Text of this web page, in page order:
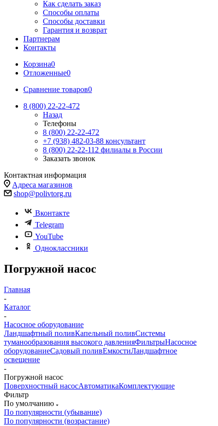
Как сделать заказ
Способы оплаты
Способы доставки
Гарантия и возврат
Партнерам
Контакты
Корзина0
Отложенные0
Сравнение товаров0
8 (800) 22-22-472
Назад
Телефоны
8 (800) 22-22-472
+7 (938) 482-03-88 консультант
8 (800) 22-22-112 филиалы в России
Заказать звонок
Контактная информация
Адреса магазинов
shop@polivtorg.ru
Вконтакте
Telegram
YouTube
Одноклассники
Погружной насос
Главная
-
Каталог
-
Насосное оборудование
Ландшафтный поливКапельный поливСистемы
туманообразования высокого давленияФильтрыНасосное
оборудованиеСадовый поливЕмкостиЛандшафтное
освещение
-
Погружной насос
Поверхностный насосАвтоматикаКомплектующие
Фильтр
По умолчанию
По популярности (убывание)
По популярности (возрастание)